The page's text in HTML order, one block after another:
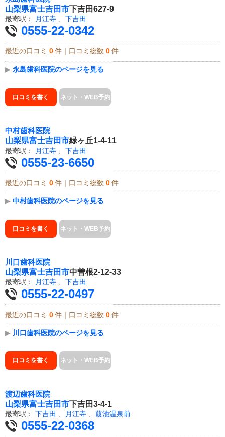
山梨県富士吉田市下吉田627-9
最寄駅： 月江寺 下吉田
0555-22-0342
最近の口コミ 0 件｜口コミ総数 0 件
▶ 永島歯科医院のページを見る
口コミを書く ネット・WEB予約
中村歯科医院
山梨県富士吉田市緑ヶ丘1-4-11
最寄駅： 月江寺 下吉田
0555-23-6650
最近の口コミ 0 件｜口コミ総数 0 件
▶ 中村歯科医院のページを見る
口コミを書く ネット・WEB予約
川口歯科医院
山梨県富士吉田市中曽根2-12-33
最寄駅： 月江寺 、 下吉田
0555-22-0497
最近の口コミ 0 件｜口コミ総数 0 件
▶ 川口歯科医院のページを見る
口コミを書く ネット・WEB予約
渡辺歯科医院
山梨県富士吉田市下吉田3-4-1
最寄駅： 下吉田 月江寺 葭池温泉前
0555-22-0368